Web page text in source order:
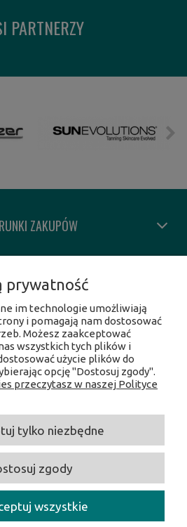
PARTNERZY
ZAKUPÓW
O SKLEPIE
MEDIA
Facebook
Linkedin
Youtube
49, 02-821 Warszawa /NIP:
/ E-mail:centrumopalania@wp.pl
prywatność
im technologie umożliwiają
i pomagają nam dostosować
Możesz zaakceptować
wszystkich tych plików i
użycie plików do
opcję "Dostosuj zgody".
przeczytasz w naszej Polityce
tylko niezbędne
zgody
wszystkie